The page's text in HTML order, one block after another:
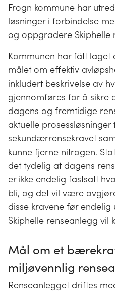
Frogn kommune har
løsninger i forbindelse
og oppgradere Skiphelle
Kommunen har fått
målet om effektiv
inkludert beskrivelse av
gjennomføres for å sikre
dagens og fremtidige
aktuelle
sekundærrensekravet
kunne fjerne nitrogen.
det tydelig at dagens
er ikke endelig fastsatt
bli, og det vil være
disse kravene før
Skiphelle renseanlegg vil
Mål om et
miljøvennlig
Renseanlegget driftes